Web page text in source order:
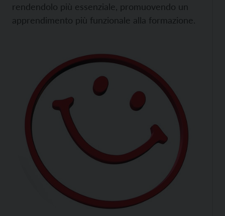
rendendolo più essenziale, promuovendo un
apprendimento più funzionale alla formazione.